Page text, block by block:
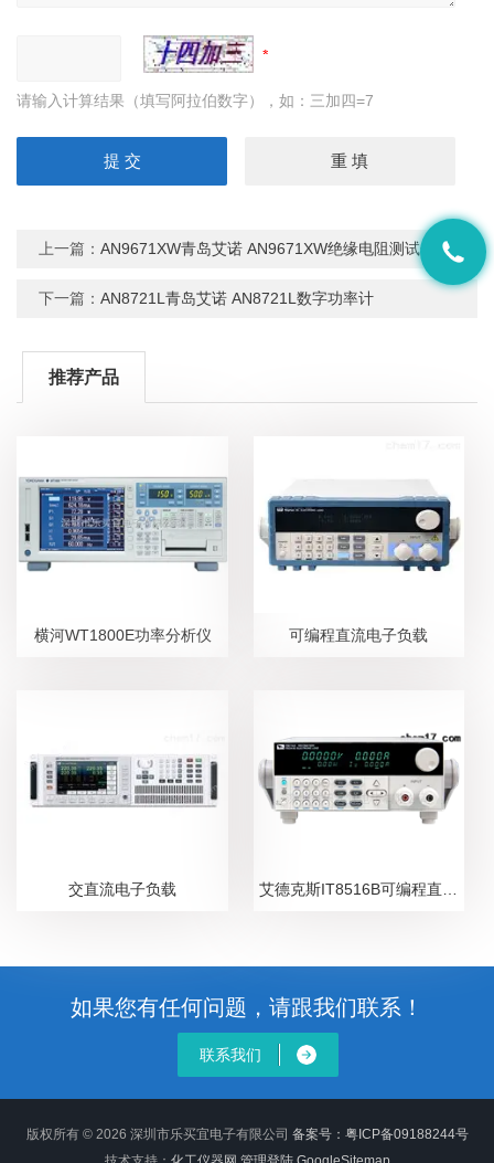
请输入计算结果（填写阿拉伯数字），如：三加四=7
上一篇：AN9671XW青岛艾诺 AN9671XW绝缘电阻测试仪
下一篇：AN8721L青岛艾诺 AN8721L数字功率计
推荐产品
横河WT1800E功率分析仪 可编程直流电子负载
交直流电子负载
如果您有任何问题，请跟我们联系！
联系我们
版权所有 © 2026 深圳市乐买宜电子有限公司 备案号：粤ICP备09188244号